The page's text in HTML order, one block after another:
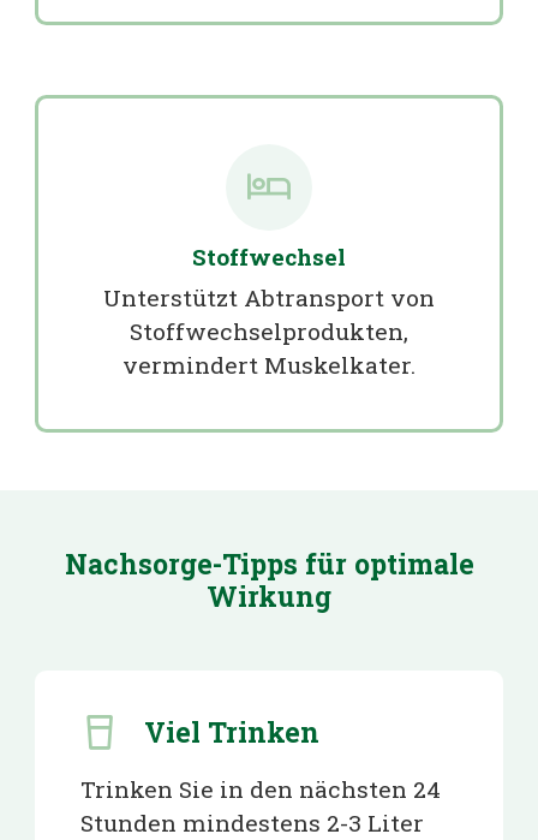
Stoffwechsel
Unterstützt Abtransport von
Stoffwechselprodukten,
vermindert Muskelkater.
Nachsorge-Tipps für optimale
Wirkung
Viel Trinken
Trinken Sie in den nächsten 24
Stunden mindestens 2-3 Liter